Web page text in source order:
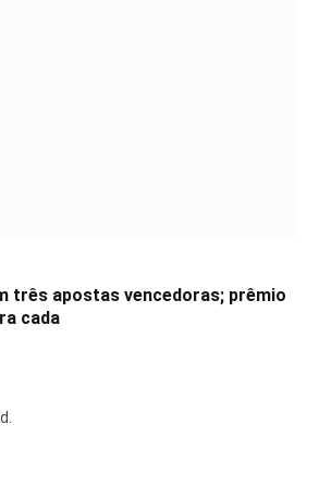
três apostas vencedoras; prêmio
cada